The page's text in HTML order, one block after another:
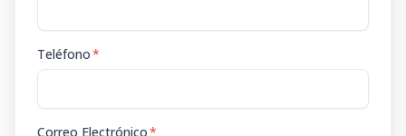
Teléfono*
Correo Electrónico*